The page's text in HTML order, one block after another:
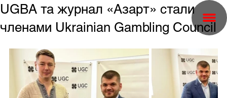
UGBA та журнал «Азарт» стали
членами Ukrainian Gambling Council